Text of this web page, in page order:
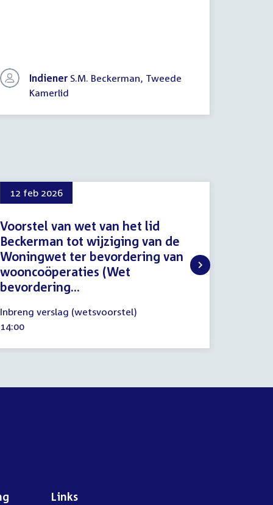
Indiener S.M. Beckerman, Tweede
Kamerlid
12 feb 2026
Voorstel van wet van het lid
Beckerman tot wijziging van de
Woningwet ter bevordering van
wooncoöperaties (Wet
bevordering...
februari
2026
Inbreng verslag (wetsvoorstel)
Tijd
14:00
Links